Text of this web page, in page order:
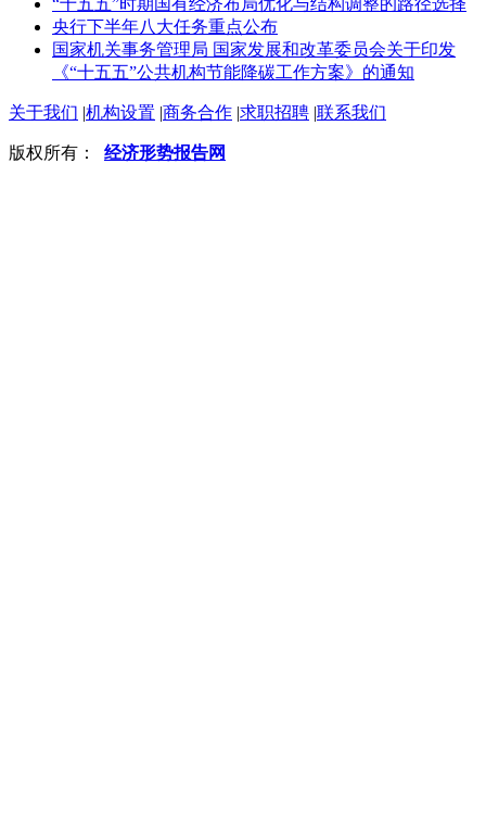
央行下半年八大任务重点公布
国家机关事务管理局 国家发展和改革委员会关于印发
《“十五五”公共机构节能降碳工作方案》的通知
关于我们 |机构设置 |商务合作 |求职招聘 |联系我们
版权所有： 经济形势报告网